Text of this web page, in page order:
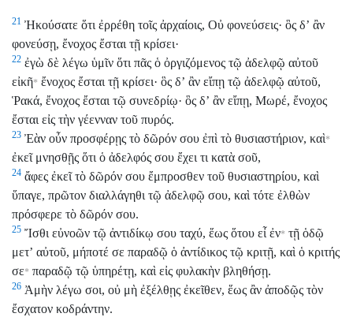
21 Ἠκούσατε ὅτι ἐρρέθη τοῖς ἀρχαίοις, Οὐ φονεύσεις· ὃς δʼ ἂν
φονεύσῃ, ἔνοχος ἔσται τῇ κρίσει·
22 ἐγὼ δὲ λέγω ὑμῖν ὅτι πᾶς ὁ ὀργιζόμενος τῷ ἀδελφῷ αὐτοῦ
εἰκῆ* ἔνοχος ἔσται τῇ κρίσει· ὃς δʼ ἂν εἴπῃ τῷ ἀδελφῷ αὐτοῦ,
Ῥακά, ἔνοχος ἔσται τῷ συνεδρίῳ· ὃς δʼ ἂν εἴπῃ, Μωρέ, ἔνοχος
ἔσται εἰς τὴν γέενναν τοῦ πυρός.
23 Ἐὰν οὖν προσφέρῃς τὸ δῶρόν σου ἐπὶ τὸ θυσιαστήριον, καὶ*
ἐκεῖ μνησθῇς ὅτι ὁ ἀδελφός σου ἔχει τι κατὰ σοῦ,
24 ἄφες ἐκεῖ τὸ δῶρόν σου ἔμπροσθεν τοῦ θυσιαστηρίου, καὶ
ὕπαγε, πρῶτον διαλλάγηθι τῷ ἀδελφῷ σου, καὶ τότε ἐλθὼν
πρόσφερε τὸ δῶρόν σου.
25 Ἴσθι εὐνοῶν τῷ ἀντιδίκῳ σου ταχύ, ἕως ὅτου εἶ ἐν* τῇ ὁδῷ
μετʼ αὐτοῦ, μήποτέ σε παραδῷ ὁ ἀντίδικος τῷ κριτῇ, καὶ ὁ κριτής
σε* παραδῷ τῷ ὑπηρέτῃ, καὶ εἰς φυλακὴν βληθήσῃ.
26 Ἀμὴν λέγω σοι, οὐ μὴ ἐξέλθῃς ἐκεῖθεν, ἕως ἂν ἀποδῷς τὸν
ἔσχατον κοδράντην.